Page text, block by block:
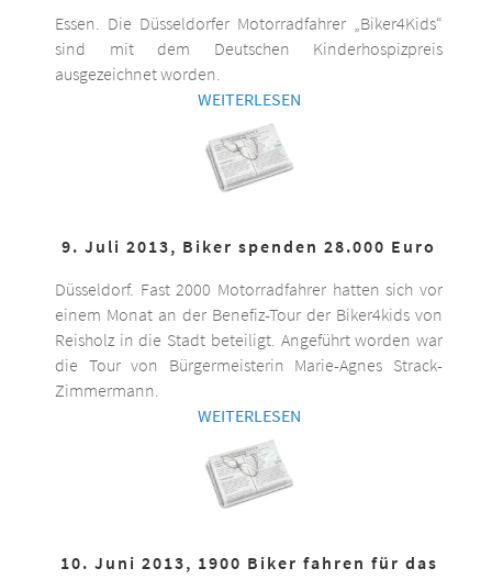
Essen. Die Düsseldorfer Motorradfahrer „Biker4Kids“
sind mit dem Deutschen Kinderhospizpreis
ausgezeichnet worden.
WEITERLESEN
9. Juli 2013, Biker spenden 28.000 Euro
Düsseldorf. Fast 2000 Motorradfahrer hatten sich vor
einem Monat an der Benefiz-Tour der Biker4kids von
Reisholz in die Stadt beteiligt. Angeführt worden war
die Tour von Bürgermeisterin Marie-Agnes Strack-
Zimmermann.
WEITERLESEN
10. Juni 2013, 1900 Biker fahren für das